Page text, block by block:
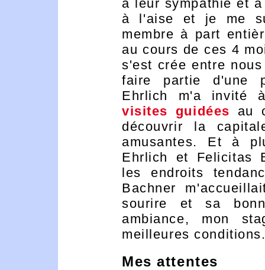
à leur sympathie et
à l'aise et je me
membre à part
au cours de ces 4
s'est crée entre
faire partie d'une
Ehrlich m'a invité
visites guidées au
découvrir la
amusantes. Et à
Ehrlich et Felicitas
les endroits
Bachner
sourire et sa
ambiance, mon
meilleures
Mes attentes